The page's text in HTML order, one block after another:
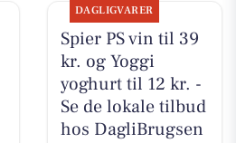
DAGLIGVARER
Spier PS vin til 39
kr. og Yoggi
yoghurt til 12 kr. -
Se de lokale tilbud
hos DagliBrugsen